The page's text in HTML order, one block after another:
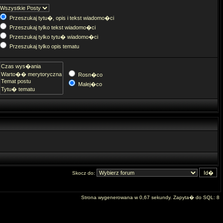
Przeszukaj tytu�, opis i tekst wiadomo�ci
Przeszukaj tylko tekst wiadomo�ci
Przeszukaj tylko tytu� wiadomo�ci
Przeszukaj tylko opis tematu
Rosn�co
Malej�co
Skocz do:
Strona wygenerowana w 0,67 sekundy. Zapyta� do SQL: 8